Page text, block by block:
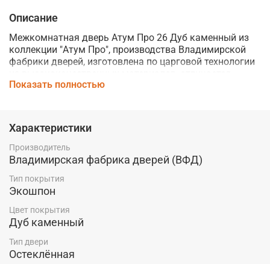
Описание
Межкомнатная дверь Атум Про 26 Дуб каменный из
коллекции "Атум Про", производства Владимирской
фабрики дверей, изготовлена по царговой технологии
надежностью, долговечностью и станет прекрасным
В данной модели используется
окрашенное стекло лакобель черного цвета.
Выполненная по бескромочной технологии
окутывания элементов дверного блока на 360°, дверь
имеет покрытие ЭКОШПОН с специальным защитным
устойчива к воздействию влаги и образованию
царапин, что позволяет устанавливать её даже во
влажных помещениях без риска повреждения
поверхности.
Показать полностью
Характеристики
Производитель
Владимирская фабрика дверей (ВФД)
Тип покрытия
Экошпон
Цвет покрытия
Дуб каменный
Тип двери
Остеклённая